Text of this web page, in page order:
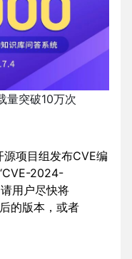
量突破10万次
项目组发布CVE编
2024-
用户尽快将
的版本，或者